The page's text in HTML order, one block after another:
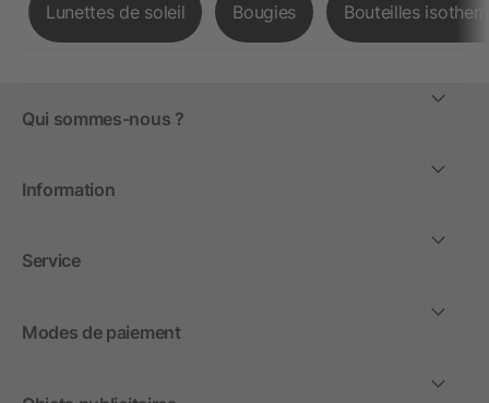
Lunettes de soleil Bougies Bouteilles
Qui sommes-nous ?
Information
Service
Modes de paiement